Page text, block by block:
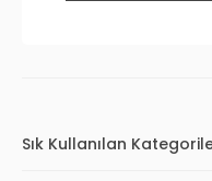
Sık Kullanılan